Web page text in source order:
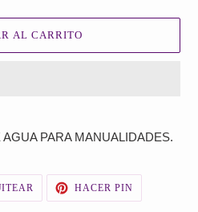
AL CARRITO
PARA MANUALIDADES.
TUITEAR
TWITTER
HACER PINPINEAR
PINTEREST